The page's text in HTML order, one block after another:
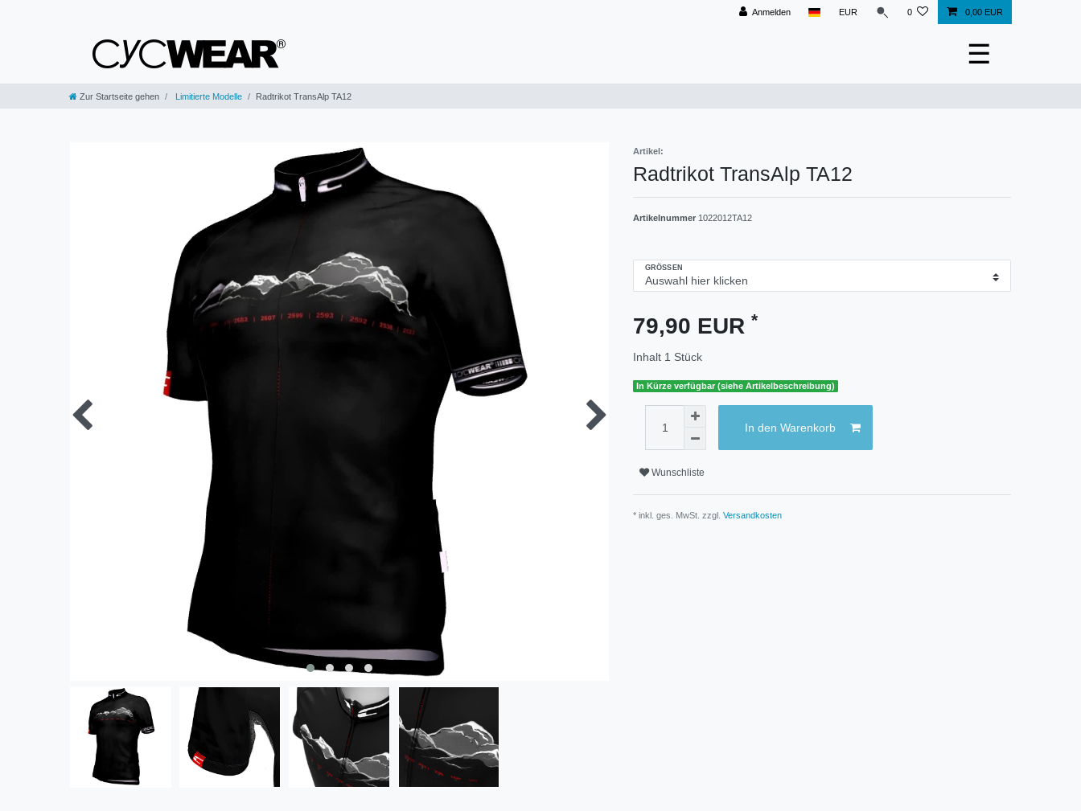
Anmelden EUR 0 0,00 EUR
☰
Zur Startseite gehen Limitierte Modelle Radtrikot TransAlp TA12
Artikel:
Radtrikot TransAlp TA12
Artikelnummer 1022012TA12
GRÖSSEN
79,90 EUR *
Inhalt 1 Stück
In Kürze verfügbar (siehe Artikelbeschreibung)
In den Warenkorb
Wunschliste
* inkl. ges. MwSt. zzgl. Versandkosten